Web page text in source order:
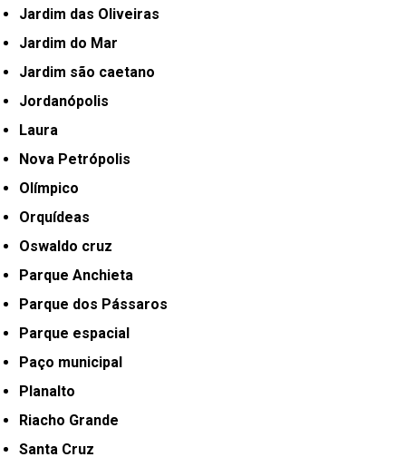
Jardim das Oliveiras
Jardim do Mar
Jardim são caetano
Jordanópolis
Laura
Nova Petrópolis
Olímpico
Orquídeas
Oswaldo cruz
Parque Anchieta
Parque dos Pássaros
Parque espacial
Paço municipal
Planalto
Riacho Grande
Santa Cruz